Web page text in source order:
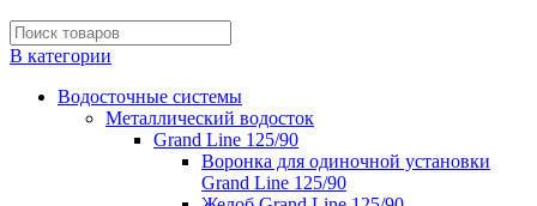
В категории
Водосточные системы
Металлический водосток
Grand Line 125/90
Воронка для одиночной установки
Grand Line 125/90